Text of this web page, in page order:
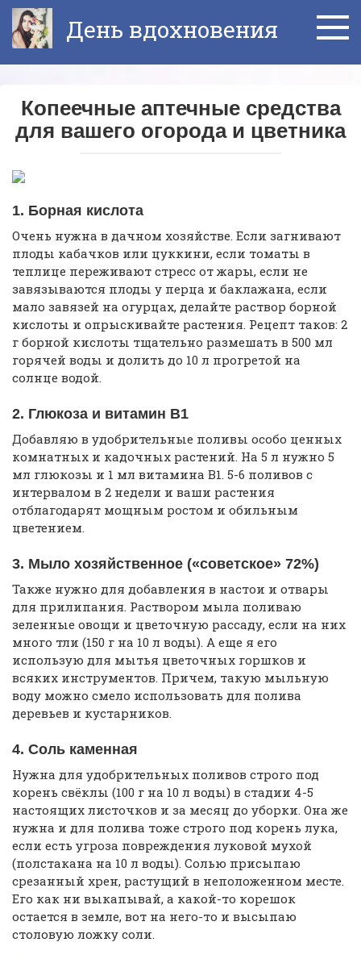
Перейти
контенту
День вдохновения
Копеечные аптечные средства
для вашего огорода и цветника
1. Борная кислота
Очень нужна в дачном хозяйстве. Если загнивают
плоды кабачков или цуккини, если томаты в
теплице переживают стресс от жары, если не
завязываются плоды у перца и баклажана, если
мало завязей на огурцах, делайте раствор борной
кислоты и опрыскивайте растения. Рецепт таков: 2
г борной кислоты тщательно размешать в 500 мл
горячей воды и долить до 10 л прогретой на
солнце водой.
2. Глюкоза и витамин В1
Добавляю в удобрительные поливы особо ценных
комнатных и кадочных растений. На 5 л нужно 5
мл глюкозы и 1 мл витамина В1. 5-6 поливов с
интервалом в 2 недели и ваши растения
отблагодарят мощным ростом и обильным
цветением.
3. Мыло хозяйственное («советское» 72%)
Также нужно для добавления в настои и отвары
для прилипания. Раствором мыла поливаю
зеленные овощи и цветочную рассаду, если на них
много тли (150 г на 10 л воды). А еще я его
использую для мытья цветочных горшков и
всяких инструментов. Причем, такую мыльную
воду можно смело использовать для полива
деревьев и кустарников.
4. Соль каменная
Нужна для удобрительных поливов строго под
корень свёклы (100 г на 10 л воды) в стадии 4-5
настоящих листочков и за месяц до уборки. Она же
нужна и для полива тоже строго под корень лука,
если есть угроза повреждения луковой мухой
(полстакана на 10 л воды). Солью присыпаю
срезанный хрен, растущий в неположенном месте.
Его как ни выкапывай, а какой-то корешок
остается в земле, вот на него-то и высыпаю
столовую ложку соли.